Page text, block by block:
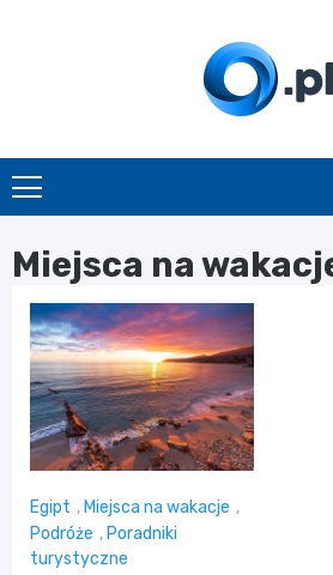
O.pl
Miejsca na
Egipt , Miejsca na wakacje ,
Podróże , Poradniki
turystyczne